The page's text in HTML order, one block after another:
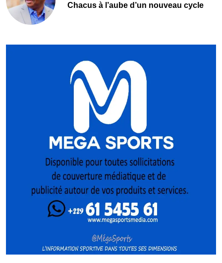
Chacus à l’aube d’un nouveau cycle